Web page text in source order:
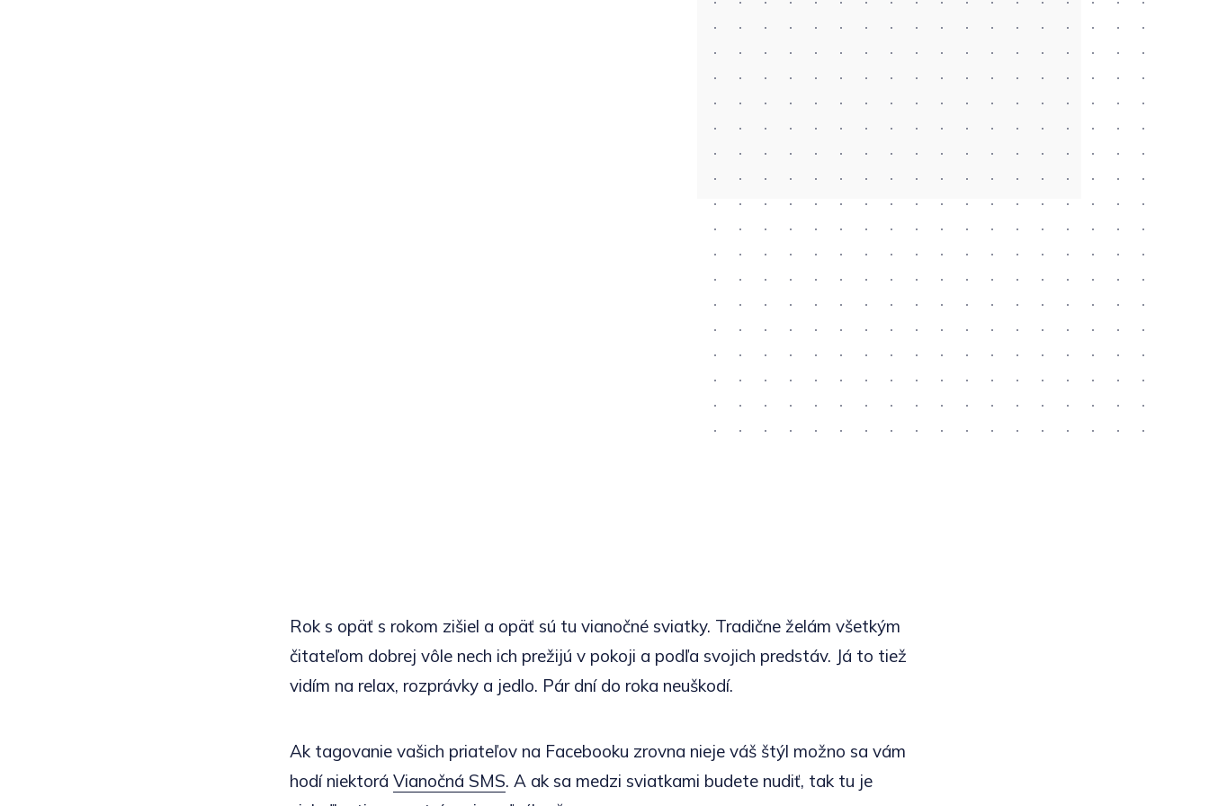
Rok s opäť s rokom zišiel a opäť sú tu vianočné sviatky. Tradične želám všetkým
čitateľom dobrej vôle nech ich prežijú v pokoji a podľa svojich predstáv. Já to tiež
vidím na relax, rozprávky a jedlo. Pár dní do roka neuškodí.
Ak tagovanie vašich priateľov na Facebooku zrovna nieje váš štýl možno sa vám
hodí niektorá Vianočná SMS. A ak sa medzi sviatkami budete nudiť, tak tu je